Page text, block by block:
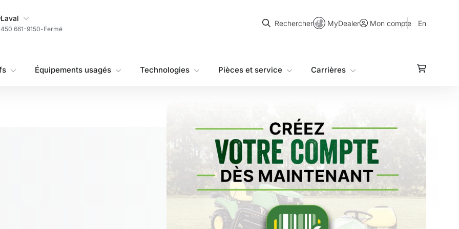
Ma succursale
Laval
450 661-9150-Fermé
Rechercher
Rechercher MyDealer Mon compte En
Équipements usagés Technologies Pièces et service Carrières